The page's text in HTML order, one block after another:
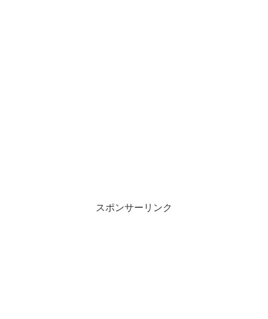
スポンサーリンク